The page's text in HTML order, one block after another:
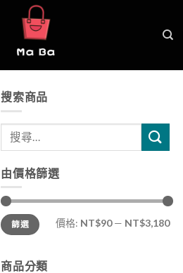
搜索商品
由價格篩選
篩選 價格: NT$90— NT$3,180
商品分類